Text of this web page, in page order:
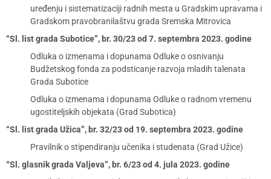
uređenju i sistematizaciji radnih mesta u Gradskim upravama i
Gradskom pravobranilaštvu grada Sremska Mitrovica
“Sl. list grada Subotice”, br. 30/23 od 7. septembra 2023. godine
Odluka o izmenama i dopunama Odluke o osnivanju
Budžetskog fonda za podsticanje razvoja mladih talenata
Grada Subotice
Odluka o izmenama i dopunama Odluke o radnom vremenu
ugostiteljskih objekata (Grad Subotica)
“Sl. list grada Užica”, br. 32/23 od 19. septembra 2023. godine
Pravilnik o stipendiranju učenika i studenata (Grad Užice)
“Sl. glasnik grada Valjeva”, br. 6/23 od 4. jula 2023. godine